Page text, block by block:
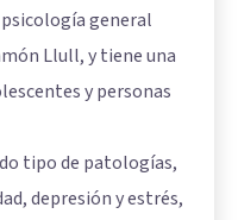
general
Llull, y tiene una
y personas
tipo de patologías,
depresión y estrés,